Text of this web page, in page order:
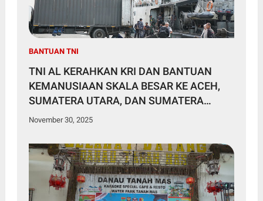
BANTUAN TNI
TNI AL KERAHKAN KRI DAN BANTUAN
KEMANUSIAAN SKALA BESAR KE ACEH,
SUMATERA UTARA, DAN SUMATERA
BARAT
November 30, 2025